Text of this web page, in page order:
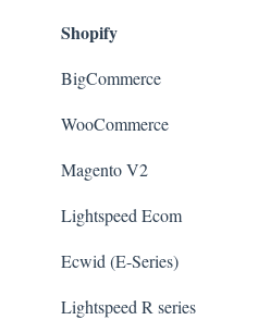
Shopify
BigCommerce
WooCommerce
Magento V2
Lightspeed Ecom
Ecwid (E-Series)
Lightspeed R series